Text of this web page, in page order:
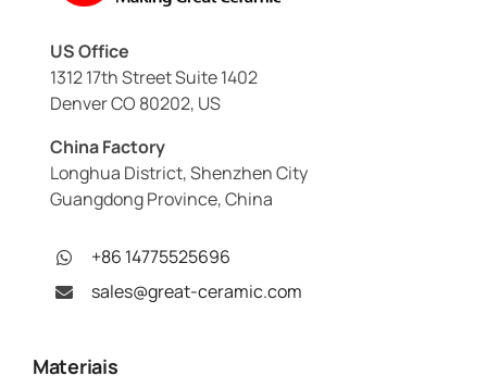
US Office
1312 17th Street Suite 1402
Denver CO 80202, US
China Factory
Longhua District, Shenzhen City
Guangdong Province, China
+86 14775525696
sales@great-ceramic.com
Materiais